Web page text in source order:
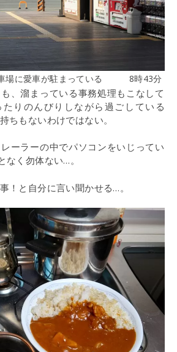
車場に愛車が駐まっている 8時43分
、溜まっている事務処理もこなして
りのんびりしながら過ごしている
ちもないわけではない。
ーラーの中でパソコンをいじってい
く勿体ない…。
！と自分に言い聞かせる…。